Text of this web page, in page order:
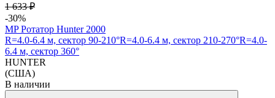
1 633 ₽
-30%
MP Ротатор Hunter 2000
R=4.0-6.4 м, сектор 90-210°R=4.0-6.4 м, сектор 210-270°R=4.0-
6.4 м, сектор 360°
HUNTER
(США)
В наличии